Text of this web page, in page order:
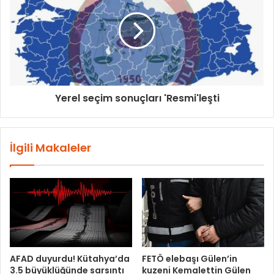
Yerel seçim sonuçları 'Resmi'leşti
İlgili Makaleler
AFAD duyurdu! Kütahya’da
3.5 büyüklüğünde sarsıntı
FETÖ elebaşı Gülen’in
kuzeni Kemalettin Gülen